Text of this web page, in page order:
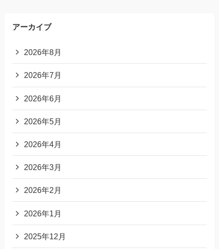
アーカイブ
2026年8月
2026年7月
2026年6月
2026年5月
2026年4月
2026年3月
2026年2月
2026年1月
2025年12月